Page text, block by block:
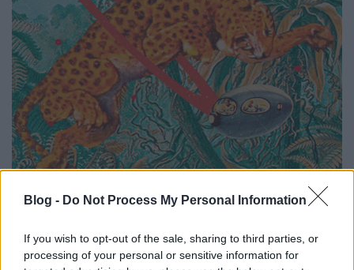
Blog - Do Not Process My Personal Information
If you wish to opt-out of the sale, sharing to third parties, or
processing of your personal or sensitive information for
Nomádok, űrhajósok és zombik - a
legfontosabb új megjelenések
RRRecorder 2021. március 16.